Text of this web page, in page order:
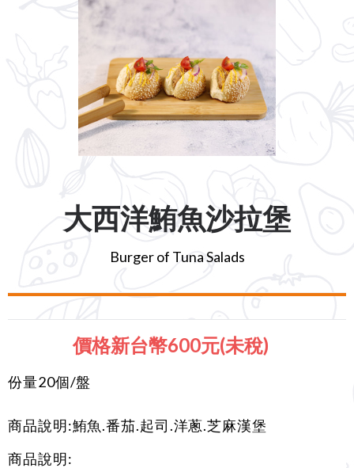
大西洋鮪魚沙拉堡
Burger of Tuna Salads
價格新台幣600元(未稅)
份量20個/盤
商品說明:鮪魚.番茄.起司.洋蔥.芝麻漢堡
商品說明: